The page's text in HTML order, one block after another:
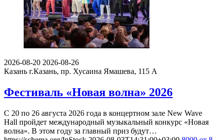
2026-08-20 2026-08-26
Казань г.Казань, пр. Хусаина Ямашева, 115 A
Фестиваль «Новая волна» 2026
С 20 по 26 августа 2026 года в концертном зале New Wave
Hall пройдет международный музыкальный конкурс «Новая
волна». В этом году за главный приз будут…